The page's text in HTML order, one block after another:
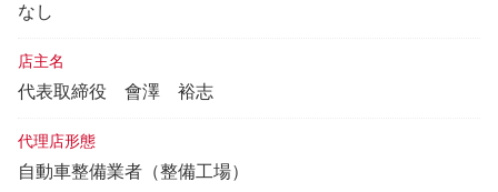
なし
店主名
代表取締役 會澤 裕志
代理店形態
自動車整備業者（整備工場）